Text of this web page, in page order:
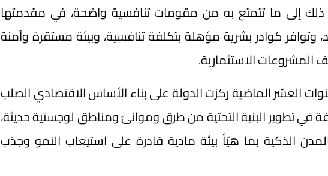
ذلك إلى ما تتمتع به من مقومات تنافسية واضحة، في مقدمتها
وتوافر كوادر بشرية مؤهلة بتكلفة تنافسية، وبيئة مستقرة وآمنة
المشروعات الاستثمارية.
العشر الماضية ركزت الدولة على بناء الأساس الاقتصادي الصلب
في تطوير البنية التحتية من طرق وموانئ ومناطق لوجستية حديثة،
الذكية بما هيّأ بيئة مادية قادرة على استيعاب النمو وجذب